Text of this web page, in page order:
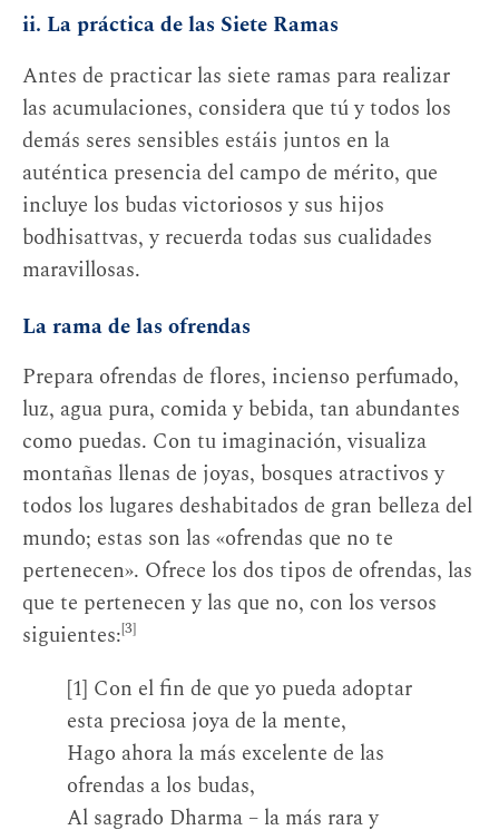
ii. La práctica de las Siete Ramas
Antes de practicar las siete ramas para realizar
las acumulaciones, considera que tú y todos los
demás seres sensibles estáis juntos en la
auténtica presencia del campo de mérito, que
incluye los budas victoriosos y sus hijos
bodhisattvas, y recuerda todas sus cualidades
maravillosas.
La rama de las ofrendas
Prepara ofrendas de flores, incienso perfumado,
luz, agua pura, comida y bebida, tan abundantes
como puedas. Con tu imaginación, visualiza
montañas llenas de joyas, bosques atractivos y
todos los lugares deshabitados de gran belleza del
mundo; estas son las «ofrendas que no te
pertenecen». Ofrece los dos tipos de ofrendas, las
que te pertenecen y las que no, con los versos
siguientes:[3]
[1] Con el fin de que yo pueda adoptar
esta preciosa joya de la mente,
Hago ahora la más excelente de las
ofrendas a los budas,
Al sagrado Dharma – la más rara y